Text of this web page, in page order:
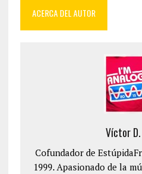
ACERCA DEL AUTOR
Víctor D.
Cofundador de
1999. Apasionado de la